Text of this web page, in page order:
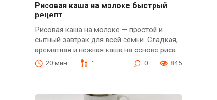
Рисовая каша на молоке быстрый
рецепт
Рисовая каша на молоке — простой и
сытный завтрак для всей семьи. Сладкая,
ароматная и нежная каша на основе риса
20 мин. 1 0 845